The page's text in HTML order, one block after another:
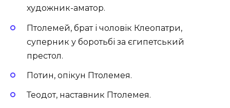
художник-аматор.
Птолемей, брат і чоловік Клеопатри,
суперник у боротьбі за єгипетський
престол.
Потин, опікун Птолемея.
Теодот, наставник Птолемея.